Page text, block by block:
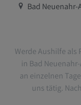
Bad
Werde Aushilfe als
in Bad
an einzelnen
uns tätig.